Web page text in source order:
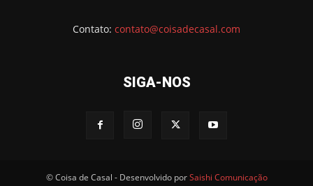
Contato: contato@coisadecasal.com
SIGA-NOS
© Coisa de Casal - Desenvolvido porSaishi Comunicação